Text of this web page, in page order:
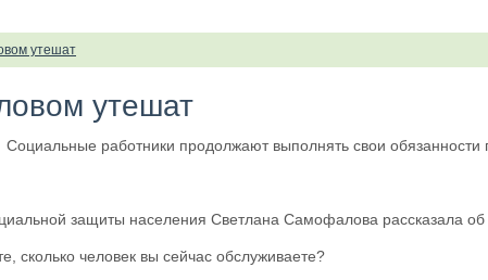
утешат
утешат
Социальные работники продолжают выполнять свои
защиты населения Светлана Самофалова рассказала
сколько человек вы сейчас обслуживаете?